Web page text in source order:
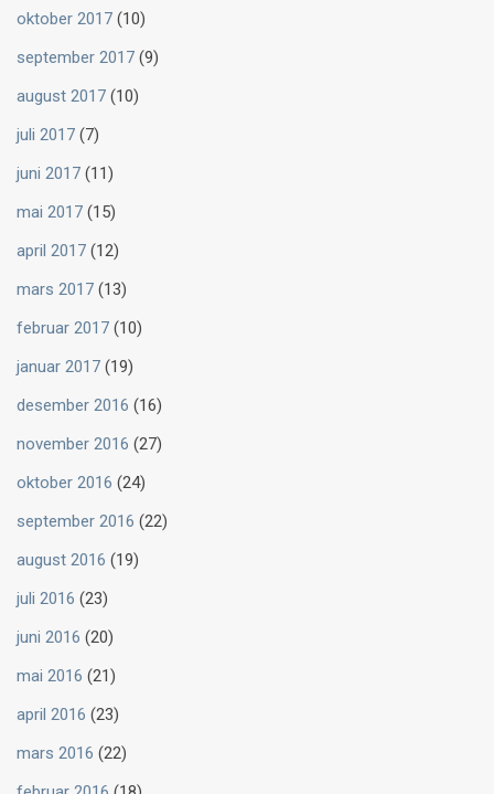
oktober 2017 (10)
september 2017 (9)
august 2017 (10)
juli 2017 (7)
juni 2017 (11)
mai 2017 (15)
april 2017 (12)
mars 2017 (13)
februar 2017 (10)
januar 2017 (19)
desember 2016 (16)
november 2016 (27)
oktober 2016 (24)
september 2016 (22)
august 2016 (19)
juli 2016 (23)
juni 2016 (20)
mai 2016 (21)
april 2016 (23)
mars 2016 (22)